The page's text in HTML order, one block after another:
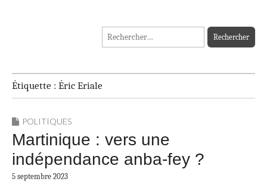
MADININ'ART
Rechercher :
Étiquette : Éric Eriale
POLITIQUES
Martinique : vers une
indépendance anba-fey ?
5 septembre 2023